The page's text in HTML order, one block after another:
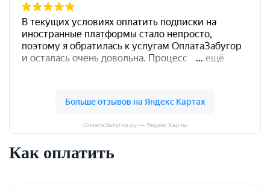
ОплатаЗабугор.ру — Яндекс Карты
Как оплатить